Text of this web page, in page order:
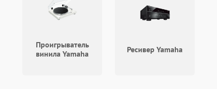
Проигрыватель
винила Yamaha
Ресивер Yamaha